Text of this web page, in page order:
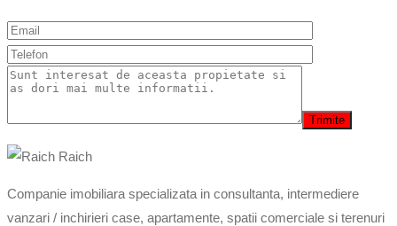
Companie imobiliara specializata in consultanta, intermediere
vanzari / inchirieri case, apartamente, spatii comerciale si terenuri